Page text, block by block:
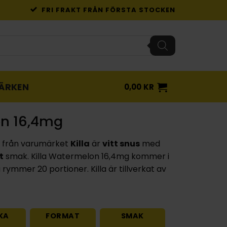
FRI FRAKT FRÅN FÖRSTA STOCKEN
0,00 KR
16,4mg
från varumärket Killa är vitt snus med
smak. Killa Watermelon 16,4mg kommer i
20 portioner. Killa är tillverkat av
FORMAT SMAK